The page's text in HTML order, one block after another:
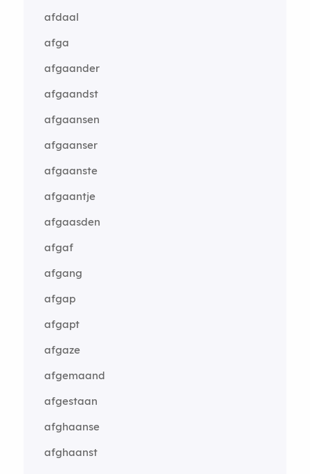
afdaal
afga
afgaander
afgaandst
afgaansen
afgaanser
afgaanste
afgaantje
afgaasden
afgaf
afgang
afgap
afgapt
afgaze
afgemaand
afgestaan
afghaanse
afghaanst